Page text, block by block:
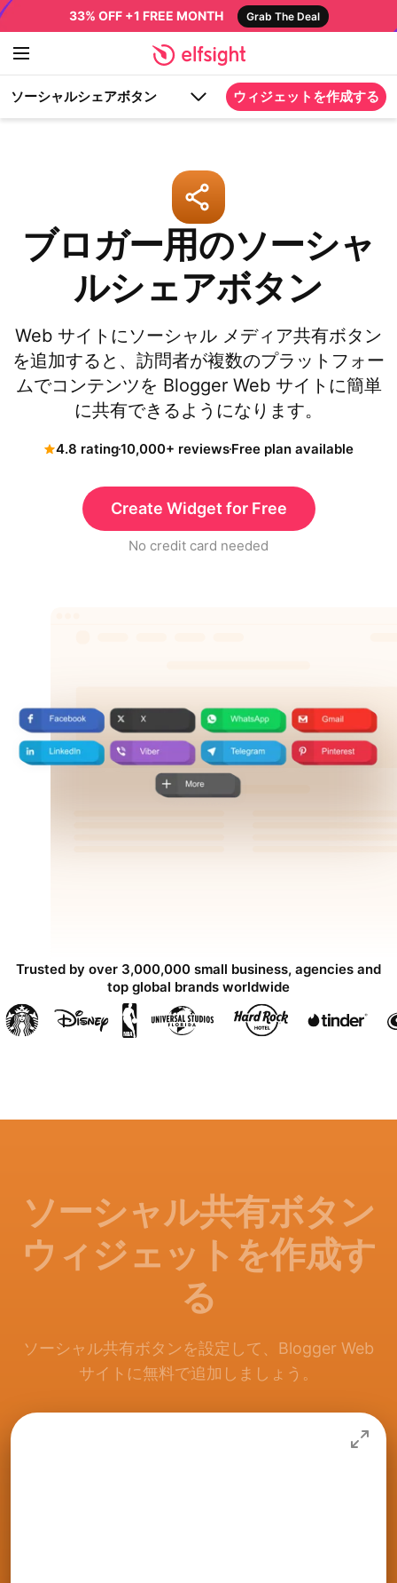
33% OFF +1 FREE MONTH Grab The Deal
ソーシャルシェアボタン ウィジェットを作成する
ブロガー用のソーシャ
ルシェアボタン
Web サイトにソーシャル メディア共有ボタン
を追加すると、訪問者が複数のプラットフォー
ムでコンテンツを Blogger Web サイトに簡単
に共有できるようになります。
4.8 rating10,000+ reviewsFree plan available
Create Widget for Free
No credit card needed
Trusted by over 3,000,000 small business, agencies and
top global brands worldwide
ソーシャル共有ボタン
ウィジェットを作成す
る
ソーシャル共有ボタンを設定して、Blogger Web
サイトに無料で追加しましょう。